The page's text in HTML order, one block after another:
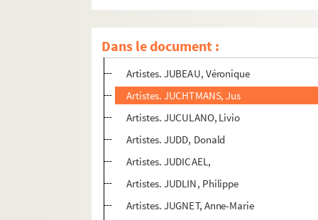
Dans le document :
Artistes. JOZEFOWICZ,
Artistes. JUAREZ, José
Artistes régionaux. JUBAN-BREDOW,
Artistes. JUBEAU, Véronique
Artistes. JUCHTMANS, Jus
Artistes. JUCULANO, Livio
Artistes. JUDD, Donald
Artistes. JUDICAEL,
Artistes. JUDLIN, Philippe
Artistes. JUGNET, Anne-Marie